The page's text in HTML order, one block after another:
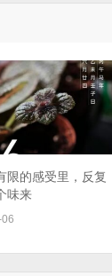
限的感受里，反复
味来